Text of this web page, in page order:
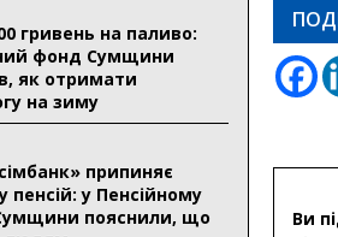
гривень на паливо:
фонд Сумщини
як отримати
на зиму
припиняє
пенсій: у Пенсійному
пояснили, що
Ви